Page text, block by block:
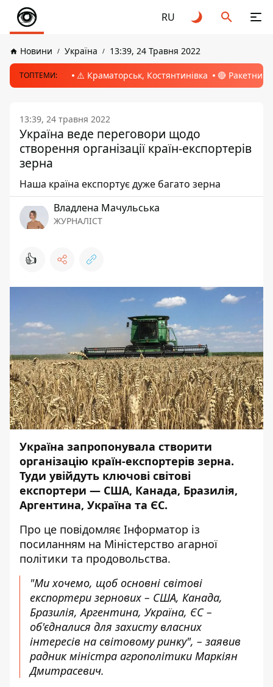
RU
Новини Україна 13:39, 24 Травня 2022
ТОПТЕМИ: ⚠️ Краматорськ, Костянтинівка 🔴 Ракетний
13:39, 24 травня 2022
Україна веде переговори щодо
створення організації країн-експортерів
зерна
Наша країна експортує дуже багато зерна
Владлена Мачульська
ЖУРНАЛІСТ
👍
Україна запропонувала створити
організацію країн-експортерів зерна.
Туди увійдуть ключові світові
експортери — США, Канада, Бразилія,
Аргентина, Україна та ЄС.
Про це повідомляє Інформатор із
посиланням на Міністерство агарної
політики та продовольства.
"Ми хочемо, щоб основні світові
експортери зернових – США, Канада,
Бразилія, Аргентина, Україна, ЄС –
об'єдналися для захисту власних
інтересів на світовому ринку", – заявив
радник міністра агрополітики Маркіян
Дмитрасевич.